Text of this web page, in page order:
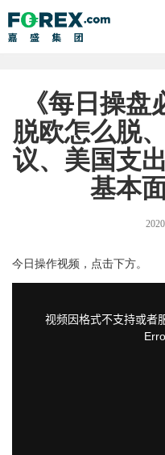
《每日操盘
脱欧怎么脱
议、美国支
基本
今日操作视频，点击下方。
视频因格式不支持或者